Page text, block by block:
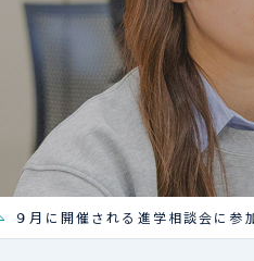
９月に開催される進学相談会に参